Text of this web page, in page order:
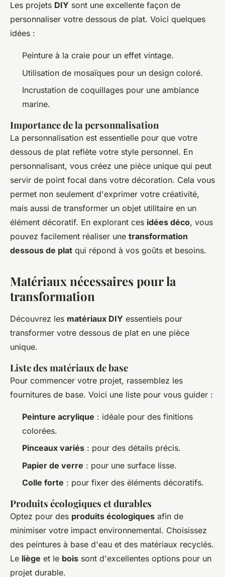
Les projets DIY sont une excellente façon de
personnaliser votre dessous de plat. Voici quelques
idées :
Peinture à la craie pour un effet vintage.
Utilisation de mosaïques pour un design coloré.
Incrustation de coquillages pour une ambiance
marine.
Importance de la personnalisation
La personnalisation est essentielle pour que votre
dessous de plat reflète votre style personnel. En
personnalisant, vous créez une pièce unique qui peut
servir de point focal dans votre décoration. Cela vous
permet non seulement d'exprimer votre créativité,
mais aussi de transformer un objet utilitaire en un
élément décoratif. En explorant ces idées déco, vous
pouvez facilement réaliser une transformation
dessous de plat qui répond à vos goûts et besoins.
Matériaux nécessaires pour la
transformation
Découvrez les matériaux DIY essentiels pour
transformer votre dessous de plat en une pièce
unique.
Liste des matériaux de base
Pour commencer votre projet, rassemblez les
fournitures de base. Voici une liste pour vous guider :
Peinture acrylique : idéale pour des finitions
colorées.
Pinceaux variés : pour des détails précis.
Papier de verre : pour une surface lisse.
Colle forte : pour fixer des éléments décoratifs.
Produits écologiques et durables
Optez pour des produits écologiques afin de
minimiser votre impact environnemental. Choisissez
des peintures à base d'eau et des matériaux recyclés.
Le liège et le bois sont d'excellentes options pour un
projet durable.